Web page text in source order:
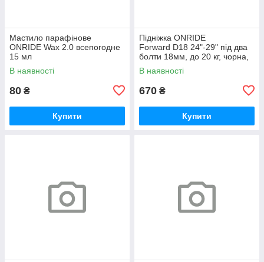
Мастило парафінове
ONRIDE Wax 2.0 всепогодне
15 мл
В наявності
80 ₴
Купити
Підніжка ONRIDE
Forward D18 24"-29" під два
болти 18мм, до 20 кг, чорна,
polybag
В наявності
670 ₴
Купити